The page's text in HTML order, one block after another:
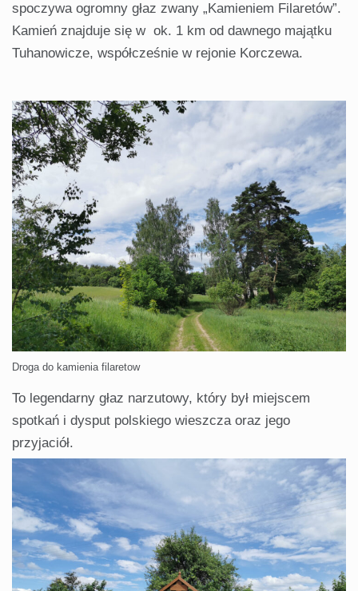
spoczywa ogromny głaz zwany „Kamieniem Filaretów”.
Kamień znajduje się w ok. 1 km od dawnego majątku
Tuhanowicze, współcześnie w rejonie Korczewa.
Droga do kamienia filaretow
To legendarny głaz narzutowy, który był miejscem
spotkań i dysput polskiego wieszcza oraz jego
przyjaciół.